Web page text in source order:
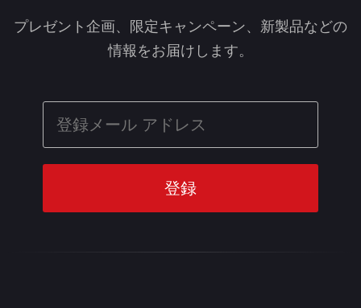
プレゼント企画、限定キャンペーン、新製品などの
情報をお届けします。